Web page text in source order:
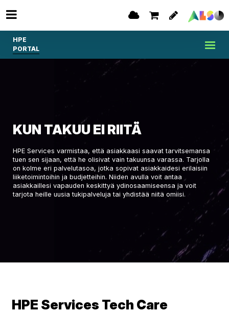
HPE
PORTAL
KUN TAKUU EI RIITÄ
HPE Services varmistaa, että asiakkaasi saavat tarvitsemansa
tuen sen sijaan, että he olisivat vain takuunsa varassa. Tarjolla
on kolme eri palvelutasoa, jotka sopivat asiakkaidesi erilaisiin
liiketoimintoihin ja budjetteihin. Niiden avulla voit antaa
asiakkaillesi vapauden keskittyä ydinosaamiseensa ja voit
tarjota heille uusia tukipalveluja tai yhdistää niitä omiisi.
HPE Services Tech Care